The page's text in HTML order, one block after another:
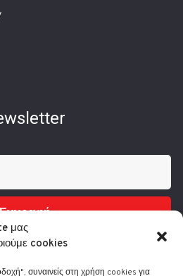
μας
cookies
συναινείς στη χρήση cookies για